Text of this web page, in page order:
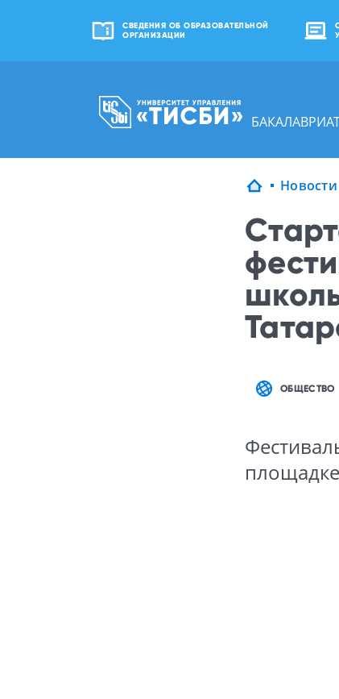
СВЕДЕНИЯ ОБ ОБРАЗОВАТЕЛЬНОЙ
ОРГАНИЗАЦИИ
Новости
ОБЩЕСТВО